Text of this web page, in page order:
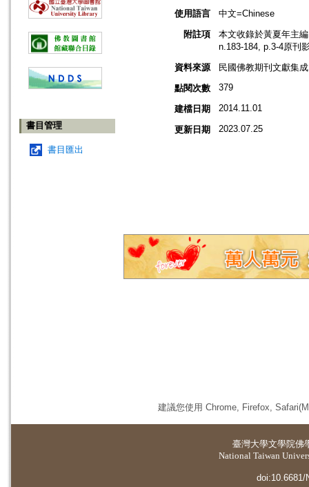
書目管理
書目匯出
使用語言
中文=Chinese
附註項
本文收錄於黃夏年主
n.183-184, p.3-4原刊
資料來源
民國佛教期刊文獻集
點閱次數
379
建檔日期 2014.11.01
更新日期 2023.07.25
建議您使用 Chrome, Firefox,
臺灣大學文學院佛
National Taiwan
doi:10.6681/